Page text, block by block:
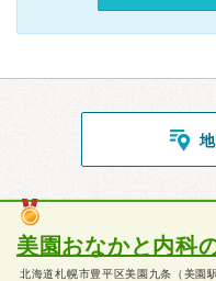
美園おなかと内科
北海道札幌市豊平区美園九条（美園